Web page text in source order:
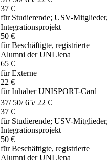
37 €
für Studierende; USV-Mitglieder,
Integrationsprojekt
50 €
für Beschäftigte, registrierte
Alumni der UNI Jena
65 €
für Externe
22 €
für Inhaber UNISPORT-Card
37/ 50/ 65/ 22 €
37 €
für Studierende; USV-Mitglieder,
Integrationsprojekt
50 €
für Beschäftigte, registrierte
Alumni der UNI Jena